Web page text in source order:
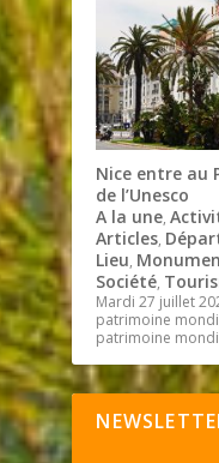
Nice entre au
de l’Unesco
A la une,
Articles,
Lieu,
Société,
Mardi 27 juillet
patrimoine
patrimoine